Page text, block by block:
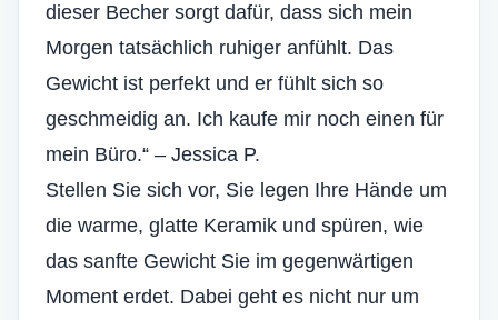
dieser Becher sorgt dafür, dass sich mein
Morgen tatsächlich ruhiger anfühlt. Das
Gewicht ist perfekt und er fühlt sich so
geschmeidig an. Ich kaufe mir noch einen für
mein Büro.“ – Jessica P.
Stellen Sie sich vor, Sie legen Ihre Hände um
die warme, glatte Keramik und spüren, wie
das sanfte Gewicht Sie im gegenwärtigen
Moment erdet. Dabei geht es nicht nur um